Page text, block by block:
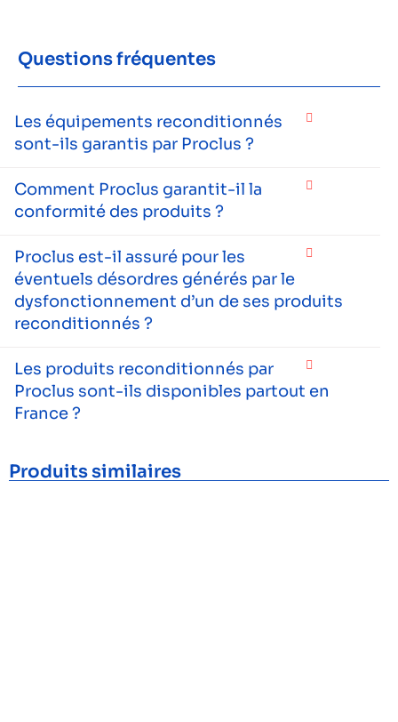
Questions fréquentes
Les équipements reconditionnés
sont-ils garantis par Proclus ?
Comment Proclus garantit-il la
conformité des produits ?
Proclus est-il assuré pour les
éventuels désordres générés par le
dysfonctionnement d’un de ses produits
reconditionnés ?
Les produits reconditionnés par
Proclus sont-ils disponibles partout en
France ?
Produits similaires